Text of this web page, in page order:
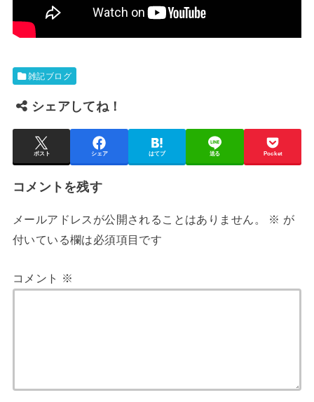
雑記ブログ
シェアしてね！
ポスト シェア はてブ 送る Pocket
コメントを残す
メールアドレスが公開されることはありません。 ※ が
付いている欄は必須項目です
コメント ※